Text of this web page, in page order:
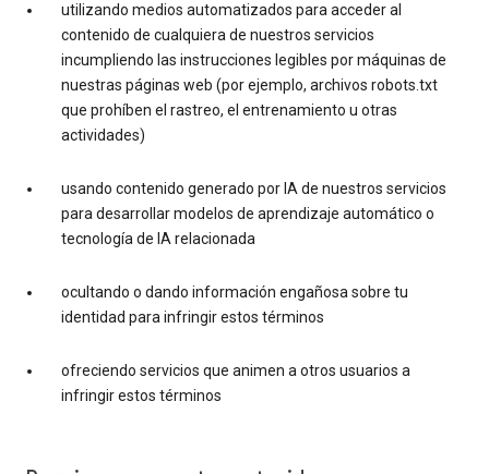
utilizando medios automatizados para acceder al
contenido de cualquiera de nuestros servicios
incumpliendo las instrucciones legibles por máquinas de
nuestras páginas web (por ejemplo, archivos robots.txt
que prohíben el rastreo, el entrenamiento u otras
actividades)
usando contenido generado por IA de nuestros servicios
para desarrollar modelos de aprendizaje automático o
tecnología de IA relacionada
ocultando o dando información engañosa sobre tu
identidad para infringir estos términos
ofreciendo servicios que animen a otros usuarios a
infringir estos términos